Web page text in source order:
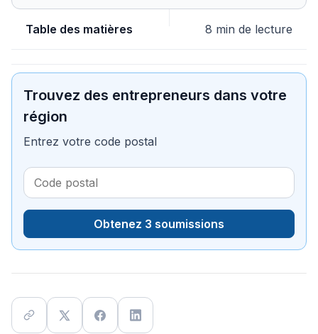
Table des matières 8 min de lecture
Trouvez des entrepreneurs dans votre
région
Entrez votre code postal
Obtenez 3 soumissions